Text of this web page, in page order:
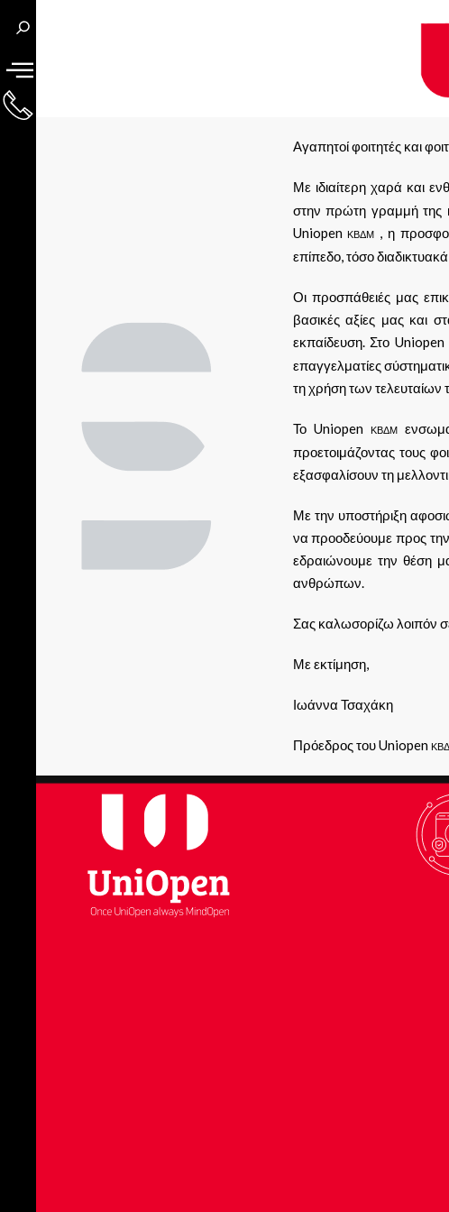
Αγαπητοί φοιτητές και
Με ιδιαίτερη χαρά και
στην πρώτη γραμμή της
UniopenΚΒΔΜ , η
επίπεδο, τόσο
Οι προσπάθειές μας
βασικές αξίες μας και
εκπαίδευση. Στο
επαγγελματίες
τη χρήση των τελευταίων
Το Uniopen ΚΒΔΜ
προετοιμάζοντας τους
εξασφαλίσουν τη
Με την υποστήριξη
να προοδεύουμε προς
εδραιώνουμε την θέση
ανθρώπων.
Σας καλωσορίζω λοιπόν
Με εκτίμηση,
Ιωάννα Τσαχάκη
Πρόεδρος του Uniopen